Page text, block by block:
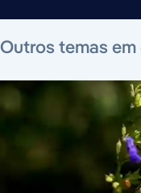
Outros temas
7